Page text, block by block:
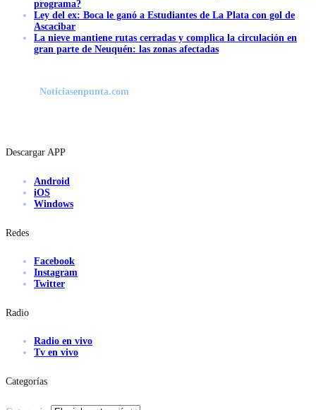
programa?
Ley del ex: Boca le ganó a Estudiantes de La Plata con gol de
Ascacibar
La nieve mantiene rutas cerradas y complica la circulación en
gran parte de Neuquén: las zonas afectadas
Noticiasenpunta.com
Descargar APP
Android
iOS
Windows
Redes
Facebook
Instagram
Twitter
Radio
Radio en vivo
Tv en vivo
Categorías